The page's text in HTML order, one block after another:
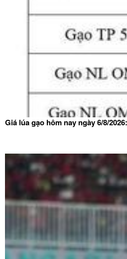
Giá lúa gạo hôm nay ngày 6/8/